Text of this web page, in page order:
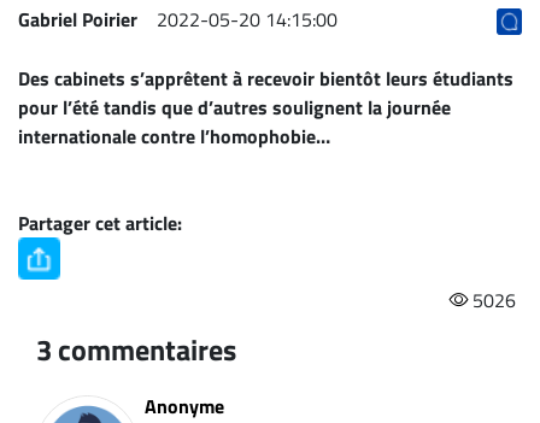
AVOCATS
JURISTES
Offres
Continue
Métiers
CABINETS
ET
ENTREPRISES
Gabriel Poirier 2022-05-20 14:15:00
Des cabinets s’apprêtent à recevoir bientôt leurs étudiants
pour l’été tandis que d’autres soulignent la journée
internationale contre l’homophobie…
Partager cet article:
5026
3 commentaires
Anonyme